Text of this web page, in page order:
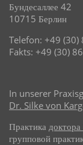
Бундесаллее 42
10715 Берлин
Telefon: +49 (30)
Fakts: +49 (30)
In unserer
Dr. Silke von
Практика
групповой